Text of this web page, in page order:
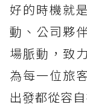
好的時機就
動、公司夥
場脈動，致
為每一位旅
出發都從容自